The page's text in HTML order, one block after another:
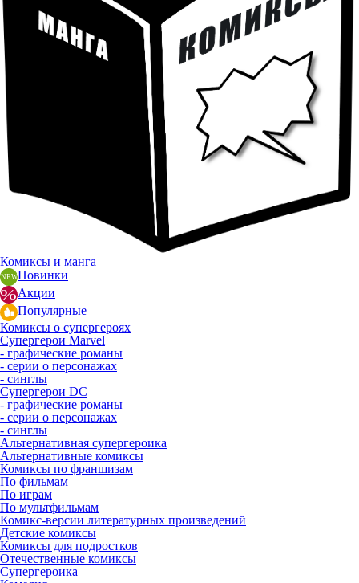
Комиксы и манга
Новинки
Акции
Популярные
Комиксы о супергероях
Супергерои Marvel
- графические романы
- серии о персонажах
- синглы
Супергерои DC
- графические романы
- серии о персонажах
- синглы
Альтернативная супергероика
Альтернативные комиксы
Комиксы по франшизам
По фильмам
По играм
По мультфильмам
Комикс-версии литературных произведений
Детские комиксы
Комиксы для подростков
Отечественные комиксы
Супергероика